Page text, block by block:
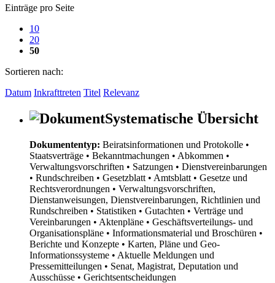
Einträge pro Seite
10
20
50
Sortieren nach:
Datum Inkrafttreten Titel Relevanz
Systematische Übersicht
Dokumententyp: Beiratsinformationen und Protokolle •
Staatsverträge • Bekanntmachungen • Abkommen •
Verwaltungsvorschriften • Satzungen • Dienstvereinbarungen
• Rundschreiben • Gesetzblatt • Amtsblatt • Gesetze und
Rechtsverordnungen • Verwaltungsvorschriften,
Dienstanweisungen, Dienstvereinbarungen, Richtlinien und
Rundschreiben • Statistiken • Gutachten • Verträge und
Vereinbarungen • Aktenpläne • Geschäftsverteilungs- und
Organisationspläne • Informationsmaterial und Broschüren •
Berichte und Konzepte • Karten, Pläne und Geo-
Informationssysteme • Aktuelle Meldungen und
Pressemitteilungen • Senat, Magistrat, Deputation und
Ausschüsse • Gerichtsentscheidungen